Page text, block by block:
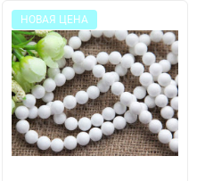
НОВАЯ ЦЕНА